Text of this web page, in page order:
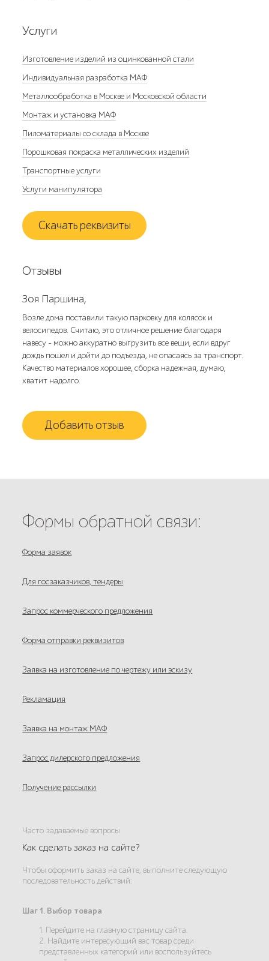
Услуги
Изготовление изделий из оцинкованной стали
Индивидуальная разработка МАФ
Металлообработка в Москве и Московской области
Монтаж и установка МАФ
Пиломатериалы со склада в Москве
Порошковая покраска металлических изделий
Транспортные услуги
Услуги манипулятора
Скачать реквизиты
Отзывы
Зоя Паршина,
Возле дома поставили такую парковку для колясок и
велосипедов. Считаю, это отличное решение благодаря
навесу - можно аккуратно выгрузить все вещи, если вдруг
дождь пошел и дойти до подъезда, не опасаясь за транспорт.
Качество материалов хорошее, сборка надежная, думаю,
хватит надолго.
Добавить отзыв
Формы обратной связи:
Форма заявок
Для госзаказчиков, тендеры
Запрос коммерческого предложения
Форма отправки реквизитов
Заявка на изготовление по чертежу или эскизу
Рекламация
Заявка на монтаж МАФ
Запрос дилерского предложения
Получение рассылки
Часто задаваемые вопросы
Как сделать заказ на сайте?
Чтобы оформить заказ на сайте, выполните следующую
последовательность действий:
Шаг 1. Выбор товара
1. Перейдите на главную страницу сайта.
2. Найдите интересующий вас товар среди
представленных категорий или воспользуйтесь